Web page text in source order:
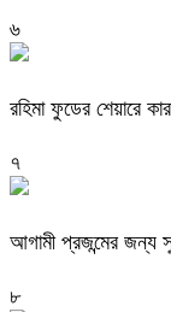
৬
রহিমা ফুডের শেয়ারে
৭
আগামী প্রজন্মের জন্য
৮